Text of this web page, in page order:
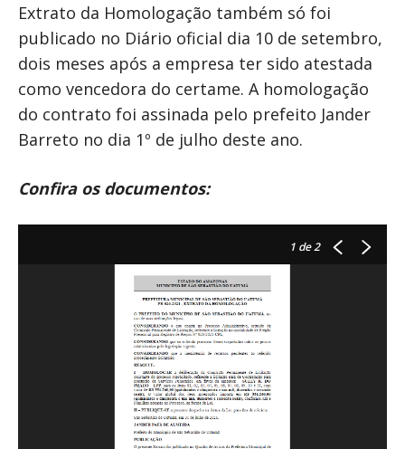
Extrato da Homologação também só foi
publicado no Diário oficial dia 10 de setembro,
dois meses após a empresa ter sido atestada
como vencedora do certame. A homologação
do contrato foi assinada pelo prefeito Jander
Barreto no dia 1º de julho deste ano.
Confira os documentos:
1 de 2